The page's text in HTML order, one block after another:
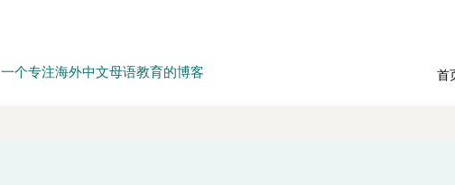
一个专注海外中文母语教育的博客 首